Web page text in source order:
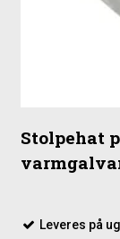
Stolpehat
Leveres på